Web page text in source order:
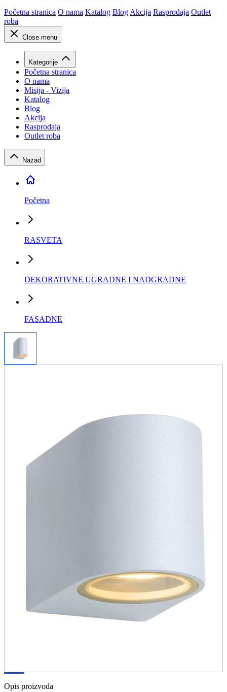
Početna stranica O nama Katalog Blog Akcija Rasprodaja Outlet
roba
Close menu
Kategorije
Početna stranica
O nama
Misija - Vizija
Katalog
Blog
Akcija
Rasprodaja
Outlet roba
Nazad
Početna
RASVETA
DEKORATIVNE UGRADNE I NADGRADNE
FASADNE
Opis proizvoda